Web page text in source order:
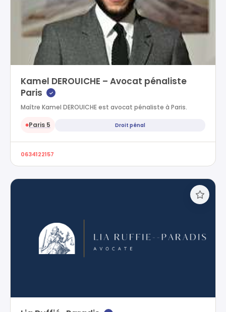
Kamel DEROUICHE – Avocat pénaliste
Paris
✓
Maître Kamel DEROUICHE est avocat pénaliste à Paris.
●Paris 5 Droit pénal
0634122157